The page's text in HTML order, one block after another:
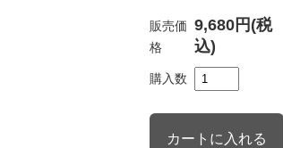
販売価
格
9,680円(税
込)
購入数